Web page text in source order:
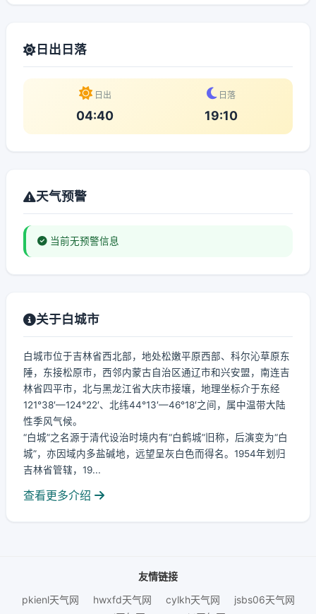
日出日落
日出
04:40
日落
19:10
天气预警
当前无预警信息
关于白城市
白城市位于吉林省西北部，地处松嫩平原西部、科尔沁草原东
陲，东接松原市，西邻内蒙古自治区通辽市和兴安盟，南连吉
林省四平市，北与黑龙江省大庆市接壤，地理坐标介于东经
121°38′—124°22′、北纬44°13′—46°18′之间，属中温带大陆
性季风气候。
“白城”之名源于清代设治时境内有“白鹤城”旧称，后演变为“白
城”，亦因域内多盐碱地，远望呈灰白色而得名。1954年划归
吉林省管辖，19...
查看更多介绍
友情链接
pkienl天气网
hwxfd天气网 cylkh天气网
jsbs06天气网